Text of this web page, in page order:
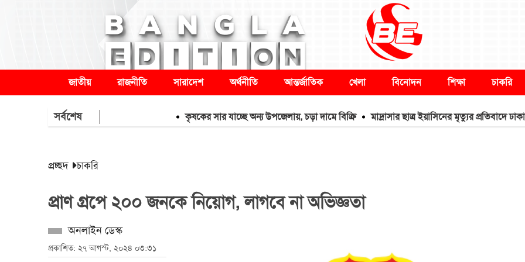
জাতীয় রাজনীতি সারাদেশ অর্থনীতি আন্তর্জাতিক খেলা বিনোদন শিক্ষা চাকরি
সর্বশেষ কৃষকের সার যাচ্ছে অন্য উপজেলায়, চড়া দামে বিক্রি মাদ্রাসার ছাত্র ইয়াসিনের মৃত্যুর প্রতিবাদে ঢাকা-
প্রচ্ছদ চাকরি
প্রাণ গ্রপে ২০০ জনকে নিয়োগ, লাগবে না অভিজ্ঞতা
অনলাইন ডেস্ক
প্রকাশিত: ২৭ আগস্ট, ২০২৪ ০৩:৩১